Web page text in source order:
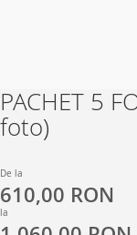
Skip
to
the
of
the
images
PACHET 5
foto)
De la
610,00 RON
la